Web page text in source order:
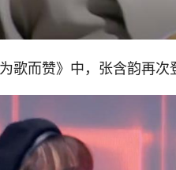
歌而赞》中，张含韵再次